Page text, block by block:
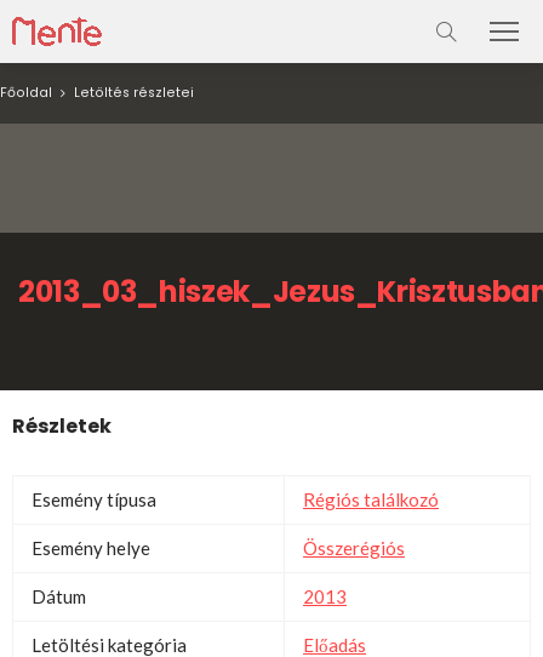
Főoldal Letöltés részletei
Részletek
Esemény típusa Régiós találkozó
Esemény helye Összerégiós
Dátum 2013
Letöltési kategória Előadás